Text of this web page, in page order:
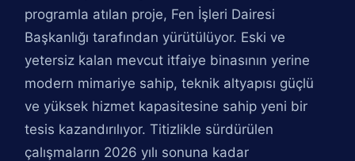
programla atılan proje, Fen İşleri Dairesi
Başkanlığı tarafından yürütülüyor. Eski ve
yetersiz kalan mevcut itfaiye binasının yerine
modern mimariye sahip, teknik altyapısı güçlü
ve yüksek hizmet kapasitesine sahip yeni bir
tesis kazandırılıyor. Titizlikle sürdürülen
çalışmaların 2026 yılı sonuna kadar